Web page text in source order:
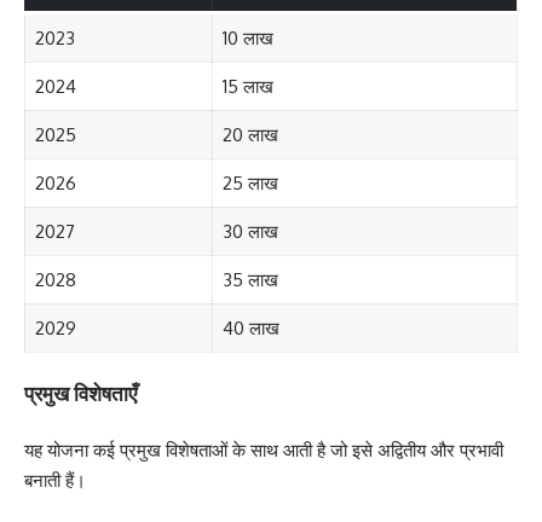
2023 10 लाख
2024 15 लाख
2025 20 लाख
2026 25 लाख
2027 30 लाख
2028 35 लाख
2029 40 लाख
प्रमुख विशेषताएँ
यह योजना कई प्रमुख विशेषताओं के साथ आती है जो इसे अद्वितीय और प्रभावी
बनाती हैं।